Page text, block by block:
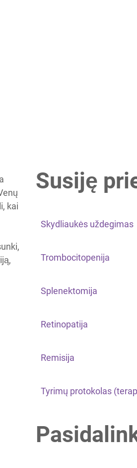
kai
Susiję
Skydliaukės uždegimas
Trombocitopenija
Splenektomija
Retinopatija
Remisija
Tyrimų protokolas